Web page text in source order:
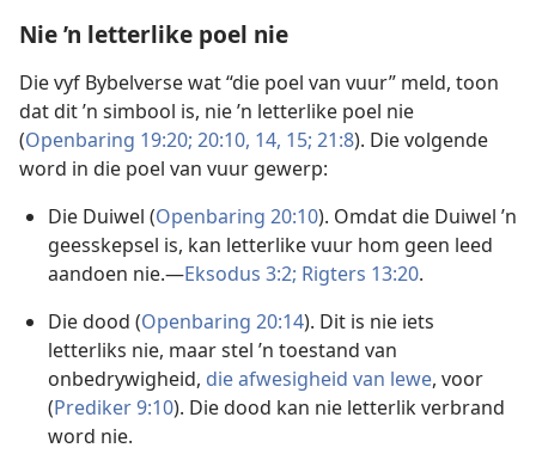
Nie ’n letterlike poel nie
Die vyf Bybelverse wat “die poel van vuur” meld, toon
dat dit ’n simbool is, nie ’n letterlike poel nie
(Openbaring 19:20; 20:10, 14, 15; 21:8). Die volgende
word in die poel van vuur gewerp:
Die Duiwel (Openbaring 20:10). Omdat die Duiwel ’n
geesskepsel is, kan letterlike vuur hom geen leed
aandoen nie.—Eksodus 3:2; Rigters 13:20.
Die dood (Openbaring 20:14). Dit is nie iets
letterliks nie, maar stel ’n toestand van
onbedrywigheid, die afwesigheid van lewe, voor
(Prediker 9:10). Die dood kan nie letterlik verbrand
word nie.